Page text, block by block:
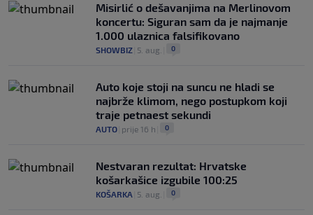
Misirlić o dešavanjima na Merlinovom
koncertu: Siguran sam da je najmanje
1.000 ulaznica falsifikovano
SHOWBIZ 5. aug. 0
Auto koje stoji na suncu ne hladi se
najbrže klimom, nego postupkom koji
traje petnaest sekundi
AUTO prije 16 h 0
Nestvaran rezultat: Hrvatske
košarkašice izgubile 100:25
KOŠARKA 5. aug. 0